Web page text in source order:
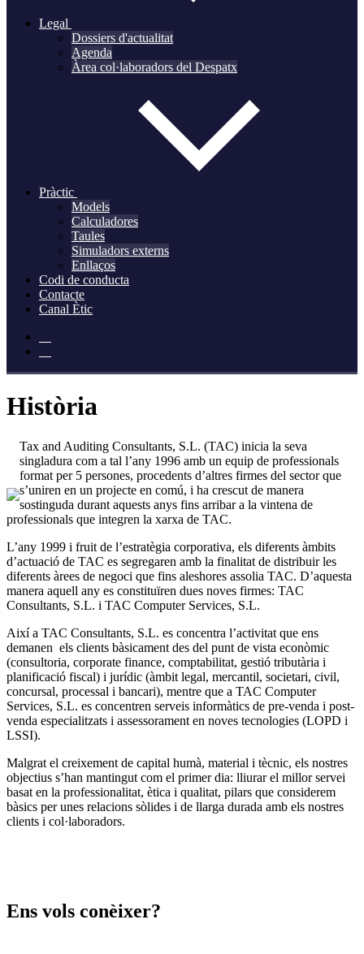
Legal
Dossiers d'actualitat
Agenda
Àrea col·laboradors del Despatx
Pràctic
Models
Calculadores
Taules
Simuladors externs
Enllaços
Codi de conducta
Contacte
Canal Ètic
Història
Tax and Auditing Consultants, S.L. (TAC) inicia la seva
singladura com a tal l’any 1996 amb un equip de professionals
format per 5 persones, procedents d’altres firmes del sector que
s’uniren en un projecte en comú, i ha crescut de manera
sostinguda durant aquests anys fins arribar a la vintena de
professionals que integren la xarxa de TAC.
L’any 1999 i fruit de l’estratègia corporativa, els diferents àmbits
d’actuació de TAC es segregaren amb la finalitat de distribuir les
diferents àrees de negoci que fins aleshores assolia TAC. D’aquesta
manera aquell any es constituïren dues noves firmes: TAC
Consultants, S.L. i TAC Computer Services, S.L.
Així a TAC Consultants, S.L. es concentra l’activitat que ens
demanen els clients bàsicament des del punt de vista econòmic
(consultoria, corporate finance, comptabilitat, gestió tributària i
planificació fiscal) i jurídic (àmbit legal, mercantil, societari, civil,
concursal, processal i bancari), mentre que a TAC Computer
Services, S.L. es concentren serveis informàtics de pre-venda i post-
venda especialitzats i assessorament en noves tecnologies (LOPD i
LSSI).
Malgrat el creixement de capital humà, material i tècnic, els nostres
objectius s’han mantingut com el primer dia: lliurar el millor servei
basat en la professionalitat, ètica i qualitat, pilars que considerem
bàsics per unes relacions sòlides i de llarga durada amb els nostres
clients i col·laboradors.
Ens vols conèixer?